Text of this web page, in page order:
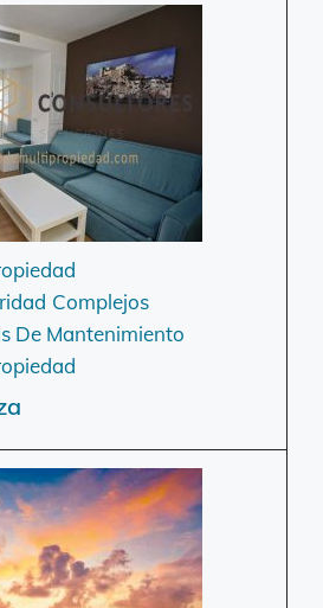
Complejos
De Mantenimiento